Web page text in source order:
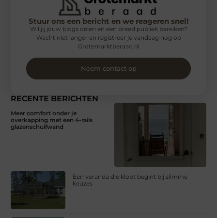
RECENTE BERICHTEN
Meer comfort onder je
overkapping met een 4-rails
glazenschuifwand
Een veranda die klopt begint bij slimme
keuzes
Stuur ons een bericht en we reageren snel!
Wil jij jouw blogs delen en een breed publiek bereiken?
Wacht niet langer en registreer je vandaag nog op
Grotemarktberaad.nl
Neem contact op